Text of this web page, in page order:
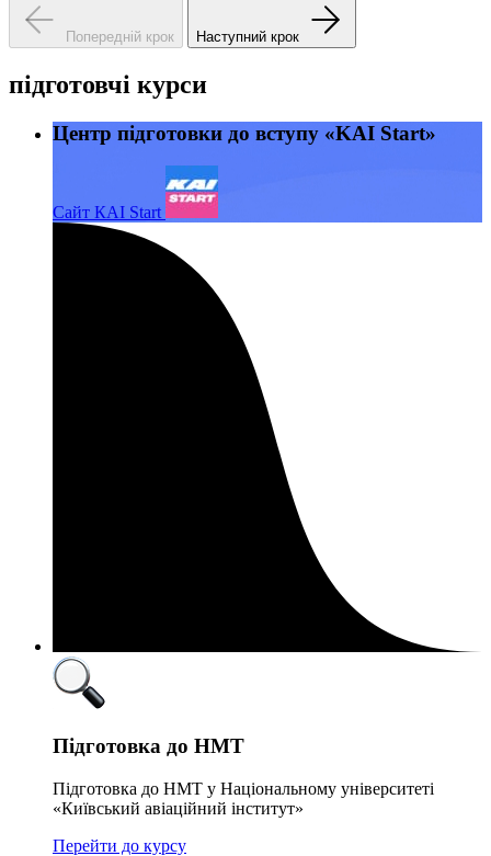
Попередній крок Наступний крок
підготовчі курси
Центр підготовки до вступу «KAI Start»
Сайт КАІ Start
Підготовка до НМТ
Підготовка до НМТ у Національному університеті
«Київський авіаційний інститут»
Перейти до курсу